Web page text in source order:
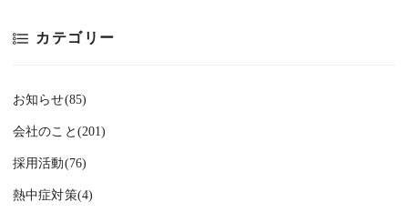
カテゴリー
お知らせ(85)
会社のこと(201)
採用活動(76)
熱中症対策(4)